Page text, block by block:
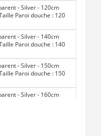
- Silver - 120cm
Paroi douche : 120
- Silver - 140cm
Paroi douche : 140
- Silver - 150cm
Paroi douche : 150
- Silver - 160cm
- Silver - 170cm
Paroi douche : 170